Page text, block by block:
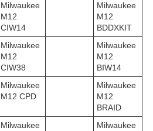
Milwaukee
M12
CIW14
Milwaukee
M12
BDDXKIT
Milwaukee
M12
CIW38
Milwaukee
M12
BIW14
Milwaukee
M12 CPD
Milwaukee
M12
BRAID
Milwaukee
Milwaukee